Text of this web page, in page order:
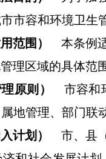
市容和环境卫生
范围）
本条例
理区域的具体范
原则）
市容和
地管理、部门联
计划）
市、县